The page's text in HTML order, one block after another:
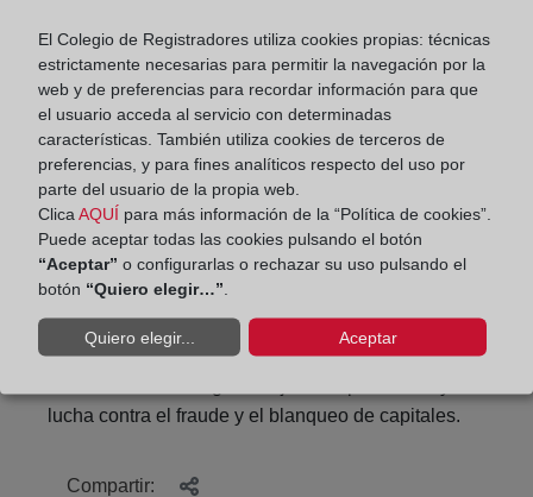
La jornada ha permitido abordar el alcance jurídico
y práctico de una propuesta normativa que forma
parte del Plan Estatal de Lucha contra la
Corrupción y que tiene como finalidad consolidar
un sistema completo de integridad pública,
reforzando la transparencia, la rendición de cuentas
y la confianza ciudadana en las instituciones.
La colaboración entre la Abogacía Española y los
Registradores de España resulta especialmente
relevante para analizar los efectos de la futura
norma en el tráfico jurídico y mercantil, así como su
lucha contra el fraude y el blanqueo de capitales.
Compartir:
El Colegio de Registradores utiliza cookies propias: técnicas
estrictamente necesarias para permitir la navegación por la
web y de preferencias para recordar información para que
el usuario acceda al servicio con determinadas
características. También utiliza cookies de terceros de
preferencias, y para fines analíticos respecto del uso por
parte del usuario de la propia web.
Clica AQUÍ para más información de la “Política de cookies”.
Puede aceptar todas las cookies pulsando el botón
“Aceptar” o configurarlas o rechazar su uso pulsando el
botón “Quiero elegir…”
Quiero elegir... Aceptar